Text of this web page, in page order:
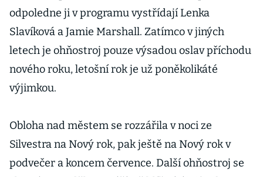
odpoledne ji v programu vystřídají Lenka
Slavíková a Jamie Marshall. Zatímco v jiných
letech je ohňostroj pouze výsadou oslav příchodu
nového roku, letošní rok je už poněkolikáté
výjimkou.
Obloha nad městem se rozzářila v noci ze
Silvestra na Nový rok, pak ještě na Nový rok v
podvečer a koncem července. Další ohňostroj se